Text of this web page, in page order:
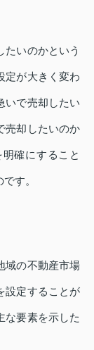
たいのかという
定が大きく変わ
いで売却したい
売却したいのか
確にすること
す。
域の不動産市場
設定することが
な要素を示した